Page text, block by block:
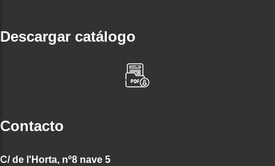
Descargar catálogo
Contacto
C/ de l'Horta, nº8 nave 5